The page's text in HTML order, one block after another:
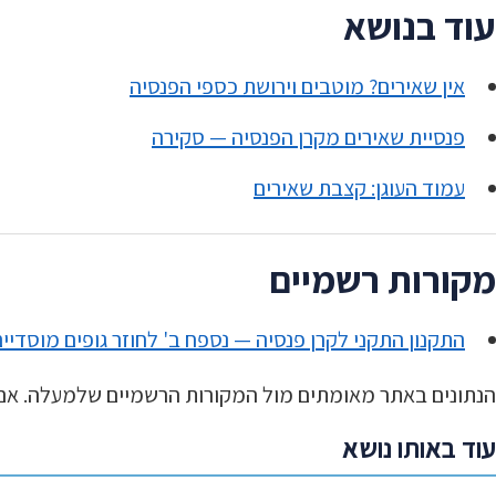
עוד בנושא
אין שאירים? מוטבים וירושת כספי הפנסיה
פנסיית שאירים מקרן הפנסיה — סקירה
עמוד העוגן: קצבת שאירים
מקורות רשמיים
התקנון התקני לקרן פנסיה — נספח ב' לחוזר גופים מוסדיים 2016-
הנתונים באתר מאומתים מול המקורות הרשמיים שלמעלה.
עוד באותו נושא